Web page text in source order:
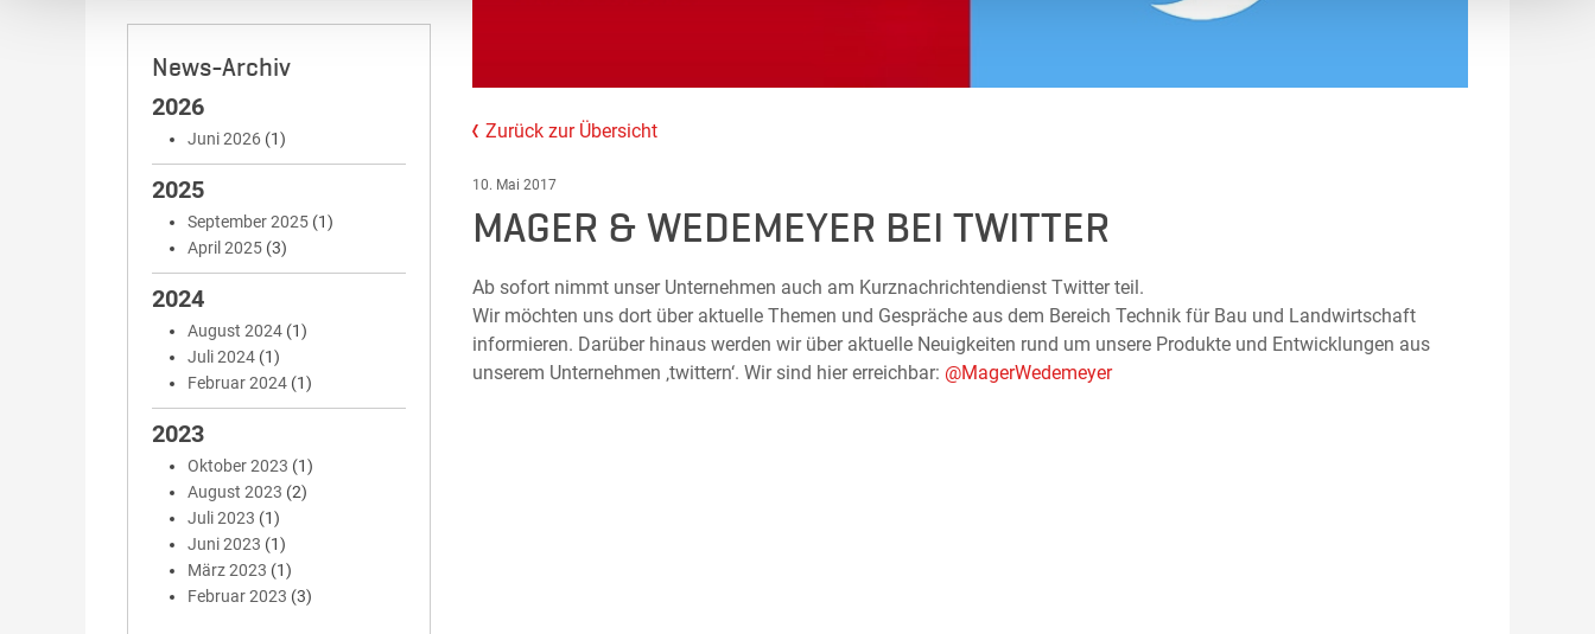
Zurück zur Übersicht
10. Mai 2017
MAGER & WEDEMEYER BEI TWITTER
Ab sofort nimmt unser Unternehmen auch am Kurznachrichtendienst Twitter teil.
Wir möchten uns dort über aktuelle Themen und Gespräche aus dem Bereich Technik für Bau und Landwirtschaft
informieren. Darüber hinaus werden wir über aktuelle Neuigkeiten rund um unsere Produkte und Entwicklungen aus
unserem Unternehmen ‚twittern‘. Wir sind hier erreichbar: @MagerWedemeyer
News-Archiv
2026
Juni 2026 (1)
2025
September 2025 (1)
April 2025 (3)
2024
August 2024 (1)
Juli 2024 (1)
Februar 2024 (1)
2023
Oktober 2023 (1)
August 2023 (2)
Juli 2023 (1)
Juni 2023 (1)
März 2023 (1)
Februar 2023 (3)